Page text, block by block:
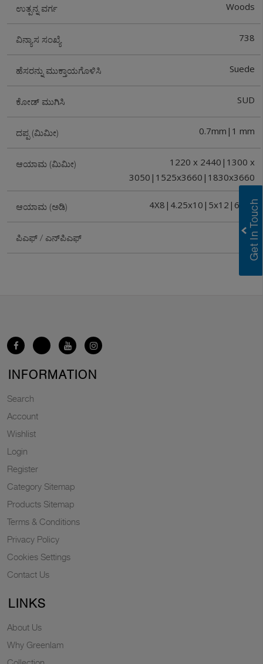
ಉತ್ಪನ್ನ ವರ್ಗ Woods
ವಿನ್ಯಾಸ ಸಂಖ್ಯೆ 738
ಹೆಸರನ್ನು ಮುಕ್ತಾಯಗೊಳಿಸಿ Suede
ಕೋಡ್ ಮುಗಿಸಿ SUD
ದಪ್ಪ (ಮಿಮೀ) 0.7mm|1 mm
ಆಯಾಮ (ಮಿಮೀ)
1220 x 2440|1300 x
3050|1525x3660|1830x3660
ಆಯಾಮ (ಅಡಿ) 4X8|4.25x10|5x12|6x12
ಪಿಎಫ್ / ಎನ್‌ಪಿಎಫ್ PF
INFORMATION
Search
Account
Wishlist
Login
Register
Category Sitemap
Products Sitemap
Terms & Conditions
Privacy Policy
Cookies Settings
Contact Us
LINKS
About Us
Why Greenlam